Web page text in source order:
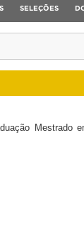
SELEÇÕES
Mestrado